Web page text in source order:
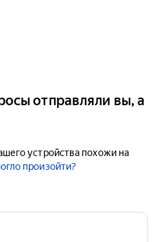
отправляли вы, а
устройства похожи на
произойти?